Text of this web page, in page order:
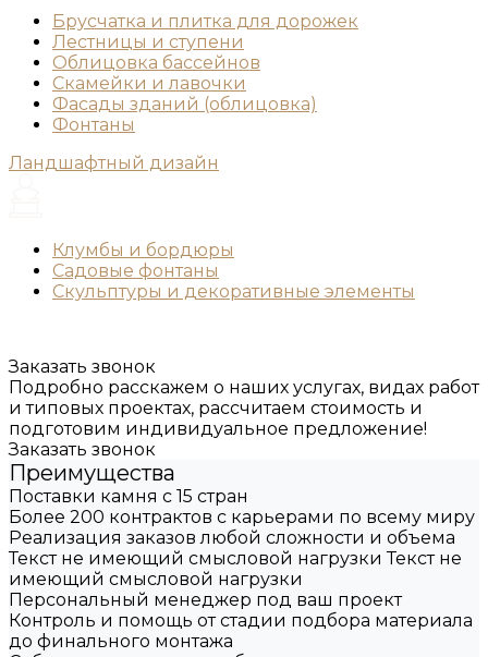
Брусчатка и плитка для дорожек
Лестницы и ступени
Облицовка бассейнов
Скамейки и лавочки
Фасады зданий (облицовка)
Фонтаны
Ландшафтный дизайн
Клумбы и бордюры
Садовые фонтаны
Скульптуры и декоративные элементы
Заказать звонок
Подробно расскажем о наших услугах, видах работ
и типовых проектах, рассчитаем стоимость и
подготовим индивидуальное предложение!
Заказать звонок
Преимущества
Поставки камня с 15 стран
Более 200 контрактов с карьерами по всему миру
Реализация заказов любой сложности и объема
Текст не имеющий смысловой нагрузки Текст не
имеющий смысловой нагрузки
Персональный менеджер под ваш проект
Контроль и помощь от стадии подбора материала
до финального монтажа